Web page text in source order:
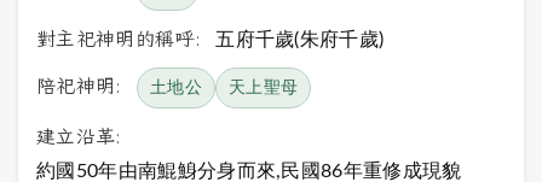
對主祀神明的稱呼: 五府千歲(朱府千歲)
陪祀神明: 土地公 天上聖母
建立沿革:
約國50年由南鯤鯓分身而來,民國86年重修成現貌